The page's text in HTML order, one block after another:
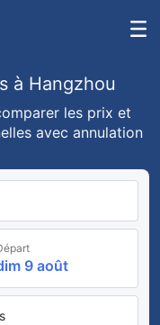
à Hangzhou
les prix et
avec annulation
9 août